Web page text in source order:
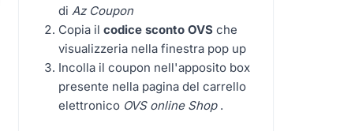
di Az Coupon
Copia il codice sconto OVS che
visualizzeria nella finestra pop up
Incolla il coupon nell'apposito box
presente nella pagina del carrello
elettronico OVS online Shop .